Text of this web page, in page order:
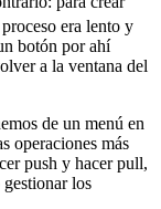
era lento y
botón por ahí
a la ventana del
de un menú en
operaciones más
push y hacer pull,
los